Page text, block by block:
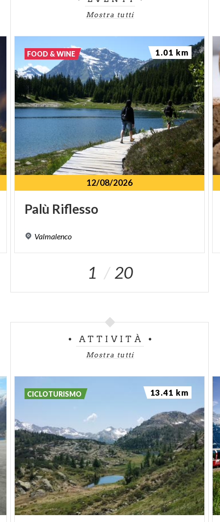
Mostra tutti
12/08/2026
Palù Riflesso
Valmalenco
FOOD & WINE 1.01 km
1 20
ATTIVITÀ
Mostra tutti
CICLOTURISMO 13.41 km